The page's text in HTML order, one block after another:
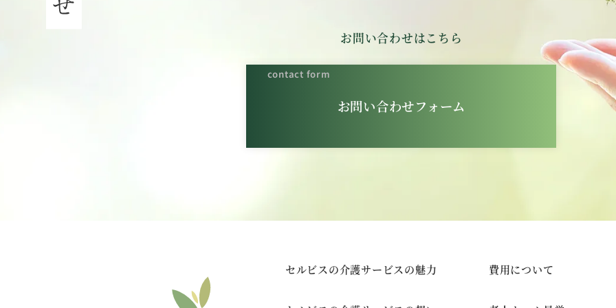
お問い合わせはこちら
contact form
お問い合わせフォーム
セルビスの介護サービスの魅力 費用について